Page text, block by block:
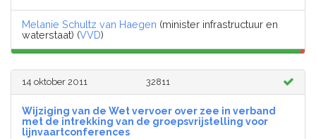
Melanie Schultz van Haegen (minister infrastructuur en
waterstaat) (VVD)
14 oktober 2011 32811
Wijziging van de Wet vervoer over zee in verband
met de intrekking van de groepsvrijstelling voor
lijnvaartconferences